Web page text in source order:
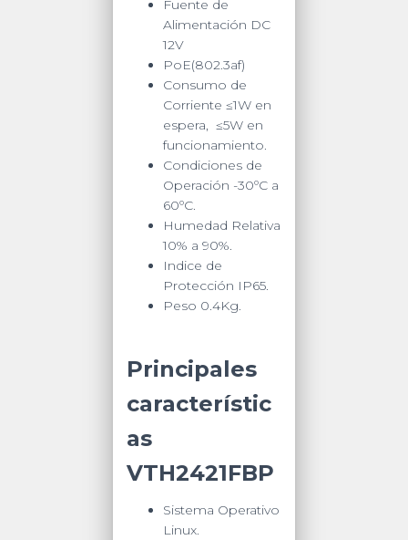
Fuente de
Alimentación DC
12V
PoE(802.3af)
Consumo de
Corriente ≤1W en
espera, ≤5W en
funcionamiento.
Condiciones de
Operación -30ºC a
60ºC.
Humedad Relativa
10% a 90%.
Indice de
Protección IP65.
Peso 0.4Kg.
Principales
característic
as
VTH2421FBP
Sistema Operativo
Linux.